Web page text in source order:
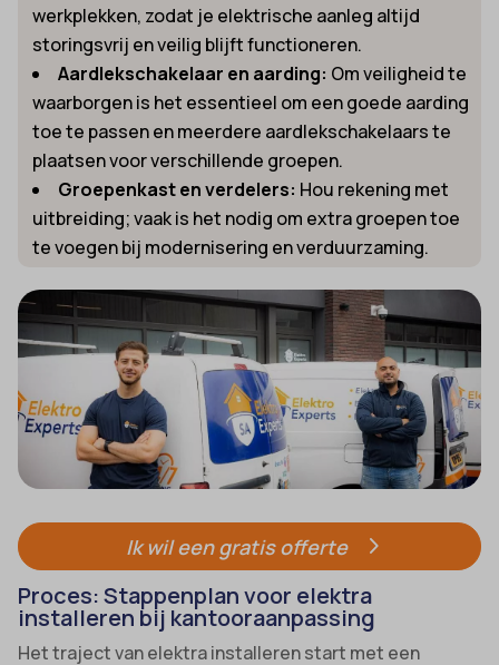
werkplekken, zodat je elektrische aanleg altijd
storingsvrij en veilig blijft functioneren.
Aardlekschakelaar en aarding: Om veiligheid te
waarborgen is het essentieel om een goede aarding
toe te passen en meerdere aardlekschakelaars te
plaatsen voor verschillende groepen.
Groepenkast en verdelers: Hou rekening met
uitbreiding; vaak is het nodig om extra groepen toe
te voegen bij modernisering en verduurzaming.
Ik wil een gratis offerte
Proces: Stappenplan voor elektra
installeren bij kantooraanpassing
Het traject van elektra installeren start met een